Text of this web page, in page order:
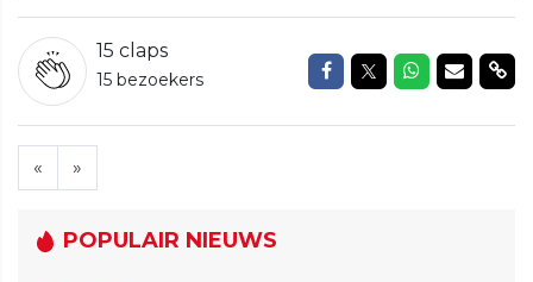
15 claps
15 bezoekers Delen op Facebook
Delen opDelen op
Delen
« »
POPULAIR NIEUWS